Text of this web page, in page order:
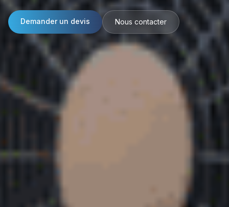
Demander un devis Nous contacter